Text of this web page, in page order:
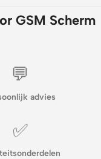
GSM Scherm
💬
advies
✅